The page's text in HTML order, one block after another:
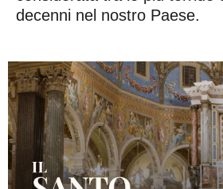
decenni nel nostro Paese.